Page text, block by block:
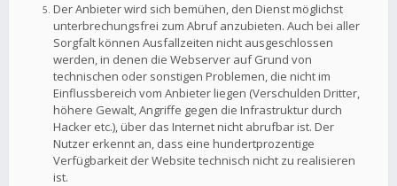
Der Anbieter wird sich bemühen, den Dienst möglichst
unterbrechungsfrei zum Abruf anzubieten. Auch bei aller
Sorgfalt können Ausfallzeiten nicht ausgeschlossen
werden, in denen die Webserver auf Grund von
technischen oder sonstigen Problemen, die nicht im
Einflussbereich vom Anbieter liegen (Verschulden Dritter,
höhere Gewalt, Angriffe gegen die Infrastruktur durch
Hacker etc.), über das Internet nicht abrufbar ist. Der
Nutzer erkennt an, dass eine hundertprozentige
Verfügbarkeit der Website technisch nicht zu realisieren
ist.